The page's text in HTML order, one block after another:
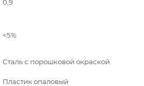
0,9
<5%
Сталь с порошковой окраской
Пластик опаловый